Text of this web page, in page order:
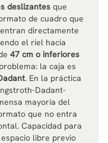
deslizantes que
de cuadro que
entran directamente
el riel hacia
47 cm o inferiores
la caja es
. En la práctica
Dadant-
mayoría del
que no entra
Capacidad para
libre previo